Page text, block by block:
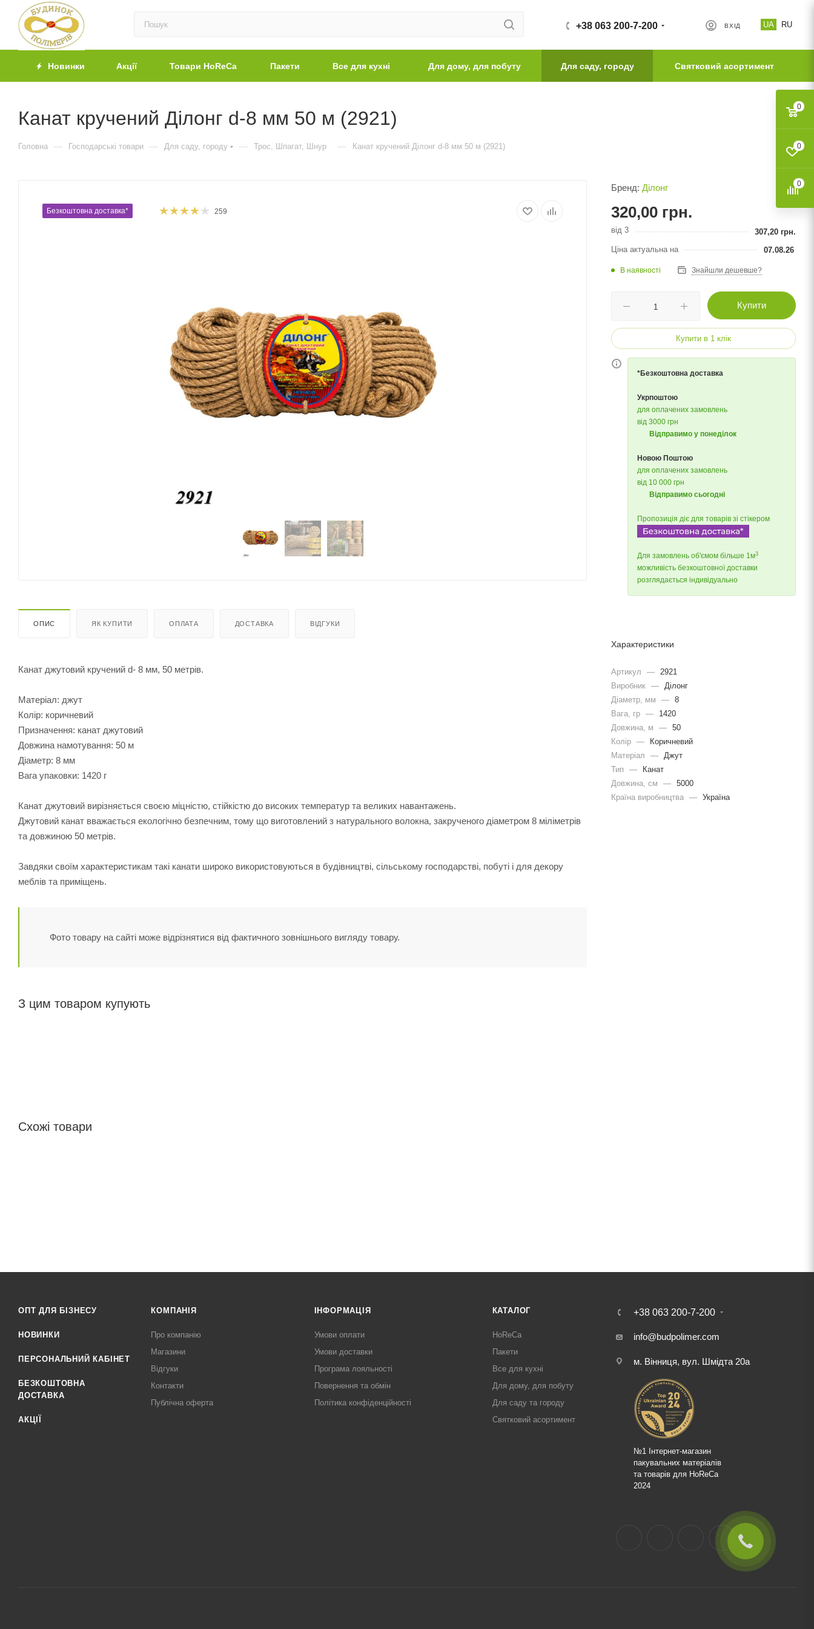
UA RU
ВХІД
+38 063 200-7-200
Новинки Акції Товари HoReCa Пакети Все для кухні Для дому, для побуту Для саду, городу Святковий асортимент
Канат кручений Ділонг d-8 мм 50 м (2921)
Головна — Господарські товари — Для саду, городу — Трос, Шпагат, Шнур — Канат кручений Ділонг d-8 мм 50 м (2921)
Безкоштовна доставка* 259
ОПИС ЯК КУПИТИ ОПЛАТА ДОСТАВКА ВІДГУКИ
Канат джутовий кручений d- 8 мм, 50 метрів.
Матеріал: джут
Колір: коричневий
Призначення: канат джутовий
Довжина намотування: 50 м
Діаметр: 8 мм
Вага упаковки: 1420 г
Канат джутовий вирізняється своєю міцністю, стійкістю до високих температур та великих навантажень.
Джутовий канат вважається екологічно безпечним, тому що виготовлений з натурального волокна, закрученого діаметром 8 міліметрів
та довжиною 50 метрів.
Завдяки своїм характеристикам такі канати широко використовуються в будівництві, сільському господарстві, побуті і для декору
меблів та приміщень.
Фото товару на сайті може відрізнятися від фактичного зовнішнього вигляду товару.
З цим товаром купують
Схожі товари
Бренд: Ділонг
320,00 грн.
від 3 307,20 грн.
Ціна актуальна на
07.08.26
В наявності Знайшли дешевше?
Купити
Купити в 1 клік
*Безкоштовна доставка
Укрпоштою
для оплачених замовлень
від 3000 грн
Відправимо у понеділок
Новою Поштою
для оплачених замовлень
від 10 000 грн
Відправимо сьогодні
Пропозиція діє для товарів зі стікером
Для замовлень об'ємом більше 1м3
можливість безкоштовної доставки
розглядається індивідуально
Характеристики
Артикул —
2921
Виробник —
Ділонг
Діаметр, мм
— 8
Вага, гр —
1420
Довжина, м
— 50
Колір —
Коричневий
Матеріал
—
Джут
Тип
—
Канат
Довжина, cм
— 5000
Країна виробництва — Україна
ОПТ ДЛЯ БІЗНЕСУ
НОВИНКИ
ПЕРСОНАЛЬНИЙ КАБІНЕТ
БЕЗКОШТОВНА
ДОСТАВКА
АКЦІЇ
КОМПАНІЯ
Про компанію
Магазини
Відгуки
Контакти
Публічна оферта
ІНФОРМАЦІЯ
Умови оплати
Умови доставки
Програма лояльності
Повернення та обмін
Політика конфіденційності
КАТАЛОГ
HoReCa
Пакети
Все для кухні
Для дому, для побуту
Для саду та городу
Святковий асортимент
+38 063 200-7-200
info@budpolimer.com
м. Вінниця, вул. Шмідта 20а
№1 Інтернет-магазин
пакувальних матеріалів
та товарів для HoReCa
2024
0
0
0